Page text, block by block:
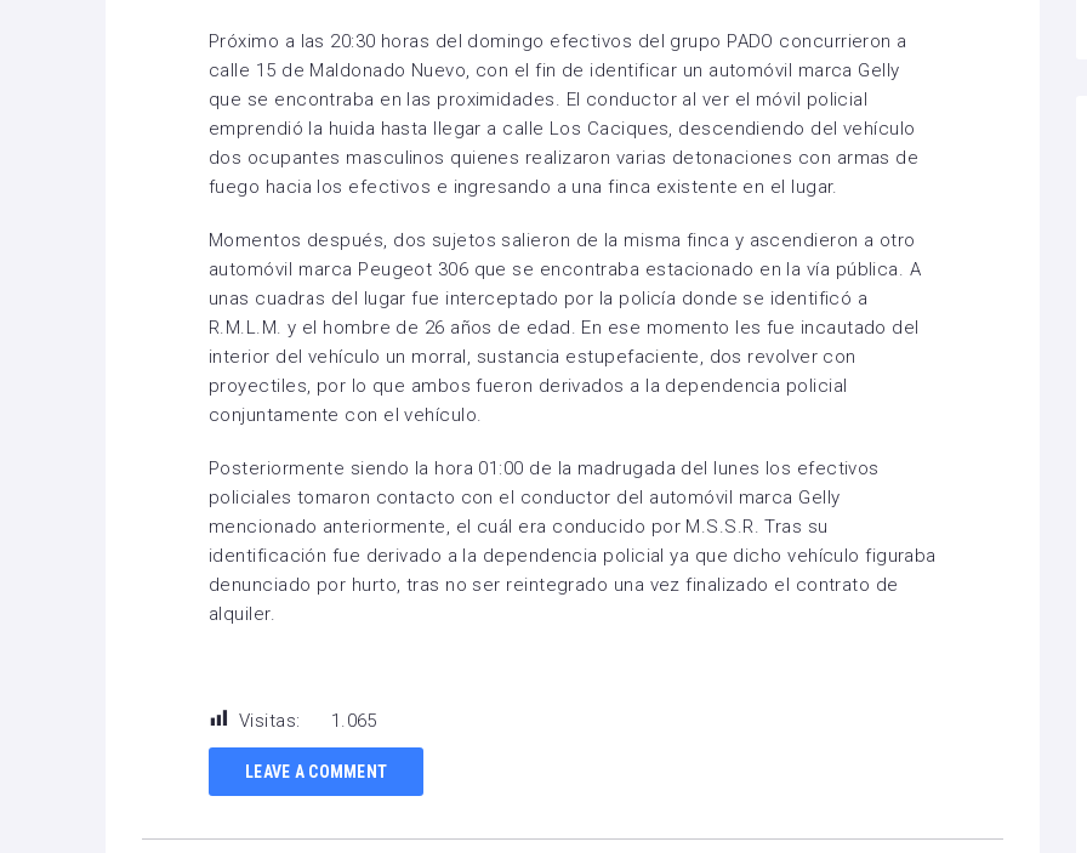
Próximo a las 20:30 horas del domingo efectivos del grupo PADO concurrieron a
calle 15 de Maldonado Nuevo, con el fin de identificar un automóvil marca Gelly
que se encontraba en las proximidades. El conductor al ver el móvil policial
emprendió la huida hasta llegar a calle Los Caciques, descendiendo del vehículo
dos ocupantes masculinos quienes realizaron varias detonaciones con armas de
fuego hacia los efectivos e ingresando a una finca existente en el lugar.
Momentos después, dos sujetos salieron de la misma finca y ascendieron a otro
automóvil marca Peugeot 306 que se encontraba estacionado en la vía pública. A
unas cuadras del lugar fue interceptado por la policía donde se identificó a
R.M.L.M. y el hombre de 26 años de edad. En ese momento les fue incautado del
interior del vehículo un morral, sustancia estupefaciente, dos revolver con
proyectiles, por lo que ambos fueron derivados a la dependencia policial
conjuntamente con el vehículo.
Posteriormente siendo la hora 01:00 de la madrugada del lunes los efectivos
policiales tomaron contacto con el conductor del automóvil marca Gelly
mencionado anteriormente, el cuál era conducido por M.S.S.R. Tras su
identificación fue derivado a la dependencia policial ya que dicho vehículo figuraba
denunciado por hurto, tras no ser reintegrado una vez finalizado el contrato de
alquiler.
Visitas: 1.065
LEAVE A COMMENT